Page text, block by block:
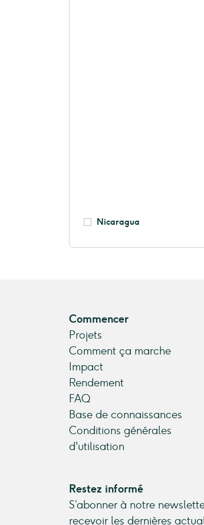
Nicaragua
Commencer
Projets
Comment ça marche
Impact
Rendement
FAQ
Base de connaissances
Conditions générales
d'utilisation
Restez informé
S’abonner à notre
recevoir les dernières